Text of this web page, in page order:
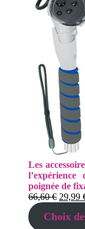
Les
poignée de
66,60€ Le
initial
29,99
Choix